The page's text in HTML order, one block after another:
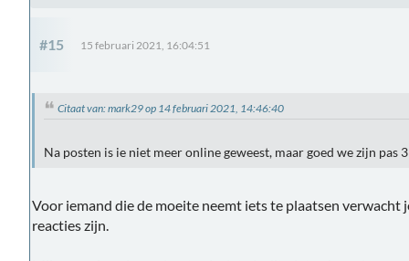
#15 15 februari 2021, 16:04:51
Citaat van: mark29 op 14 februari 2021, 14:46:40
Na posten is ie niet meer online geweest, maar goed we zijn pas
Voor iemand die de moeite neemt iets te plaatsen verwacht
reacties zijn.